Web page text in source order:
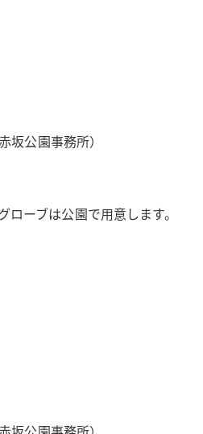
公園事務所）
ーブは公園で用意します。